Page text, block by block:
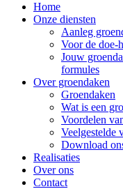
Home
Onze diensten
Aanleg
Voor de doe-
Jouw
formules
Over groendaken
Groendaken
Wat is een
Voordelen
Veelgestelde
Download
Realisaties
Over ons
Contact